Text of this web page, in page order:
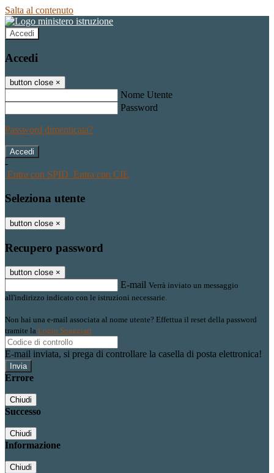
Salta al contenuto
Accedi
Accedi
button close ×
Nome Utente
Password
Password dimenticata?
-
Entra con SPID Entra con CIE
Seleziona utente
button close ×
Recupero password
button close ×
E-mail Verrà inviato un messaggio
all'indirizzo indicato con le istruzioni necessarie.
Non hai una e-mail associata al nome utente? Effettua il reset della password
tramite la Login Spaggiari
E-mail inviata, si prega di controllare la casella di posta elettronica!
Errore
Chiudi
Successo
Chiudi
Informazione
Chiudi